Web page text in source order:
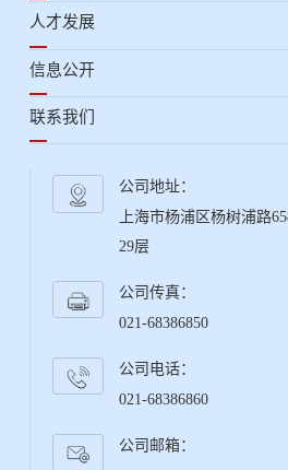
人才发展
信息公开
联系我们
公司地址：
上海市杨浦区杨树浦路
29层
公司传真：
021-68386850
公司电话：
021-68386860
公司邮箱：